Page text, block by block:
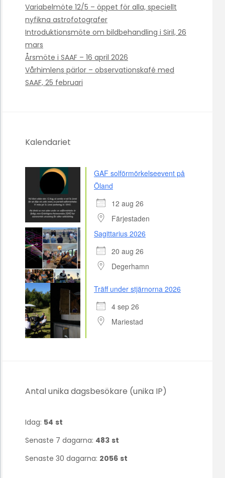
Variabelmöte 12/5 – öppet för alla, speciellt
nyfikna astrofotografer
Introduktionsmöte om bildbehandling i Siril, 26
mars
Årsmöte i SAAF – 16 april 2026
Vårhimlens pärlor – observationskafé med
SAAF, 25 februari
Kalendariet
GAF solförmörkelseevent på
Öland
12 aug 26
Färjestaden
Sagittarius 2026
20 aug 26
Degerhamn
Träff under stjärnorna 2026
4 sep 26
Mariestad
Antal unika dagsbesökare (unika IP)
Idag: 54 st
Senaste 7 dagarna: 483 st
Senaste 30 dagarna: 2056 st